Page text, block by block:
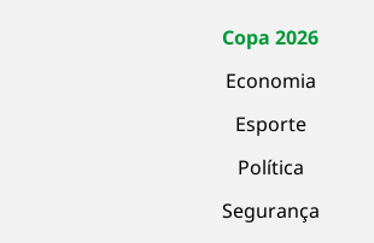
Copa 2026
Economia
Esporte
Política
Segurança